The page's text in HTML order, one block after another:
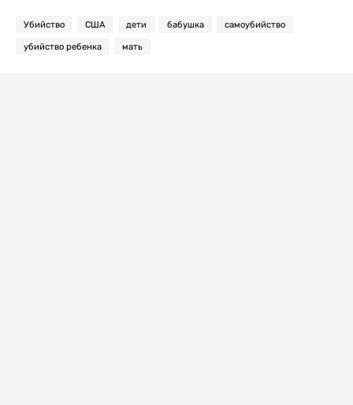
Убийство США дети бабушка самоубийство
убийство ребенка мать